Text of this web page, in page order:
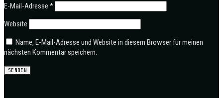
E-Mail-Adresse *
Website
Name, E-Mail-Adresse und Website in diesem Browser für meinen
nächsten Kommentar speichern.